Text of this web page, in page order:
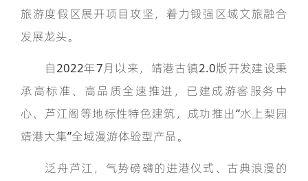
旅游度假区展开项目攻坚，着力锻强区域文旅融合
发展龙头。
自2022年7月以来，靖港古镇2.0版开发建设秉
承高标准、高品质全速推进，已建成游客服务中
心、芦江阁等地标性特色建筑，成功推出“水上梨园
靖港大集”全域漫游体验型产品。
泛舟芦江，气势磅礴的进港仪式、古典浪漫的